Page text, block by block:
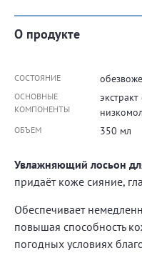
О продукте
СОСТОЯНИЕ
ОСНОВНЫЕ
КОМПОНЕНТЫ
ОБЪЕМ 350 мл
Увлажняющий лосьон
придаёт коже сияние,
Обеспечивает
повышая способность
погодных условиях